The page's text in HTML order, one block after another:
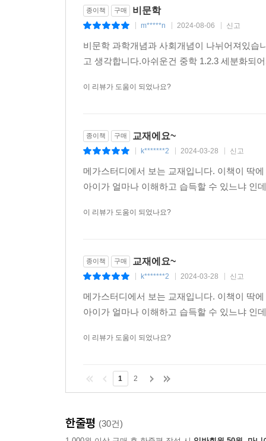
종이책 구매 비문학
m*****n 2024-08-06 신고
비문학 과학개념과 사회개념이 나뉘어져있습
고 생각합니다.아쉬운건 중학 1.2.3 세분화되
이 리뷰가 도움이 되었나요?
종이책 구매 교재에요~
k*******2 2024-03-28 신고
메가스터디에서 보는 교재입니다. 이책이 딱
아이가 얼마나 이해하고 습득할 수 있느냐 인
이 리뷰가 도움이 되었나요?
종이책 구매 교재에요~
k*******2 2024-03-28 신고
메가스터디에서 보는 교재입니다. 이책이 딱
아이가 얼마나 이해하고 습득할 수 있느냐 인
이 리뷰가 도움이 되었나요?
1 2
한줄평 (30건)